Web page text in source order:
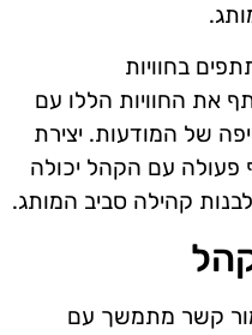
בחוויות
את החוויות הללו עם
של המודעות. יצירת
פעולה עם הקהל יכולה
קהילה סביב המותג.
קשר מתמשך עם